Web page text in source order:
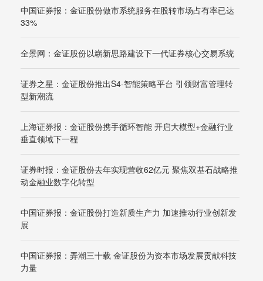
中国证券报：金证股份做市系统服务在股转市场占有率已达
33%
全景网：金证股份以崭新思路建设下一代证券核心交易系统
证券之星：金证股份推出S4-智能策略平台 引领财富管理转
型新潮流
上海证券报：金证股份携手循环智能 开启大模型+金融行业
垂直领域下一程
证券时报：金证股份去年实现营收62亿元 聚焦双基石战略推
动金融业数字化转型
中国证券报：金证股份打造新质生产力 加速推动行业创新发
展
中国证券报：弄潮三十载 金证股份为资本市场发展贡献科技
力量